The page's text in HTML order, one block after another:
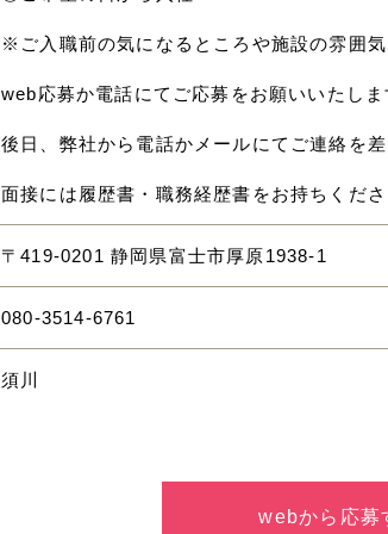
※ご入職前の気になるところや施設の雰囲
web応募か電話にてご応募をお願いいたしま
後日、弊社から電話かメールにてご連絡を差
面接には履歴書・職務経歴書をお持ちくださ
〒419-0201 静岡県富士市厚原1938-1
080-3514-6761
須川
webから応募